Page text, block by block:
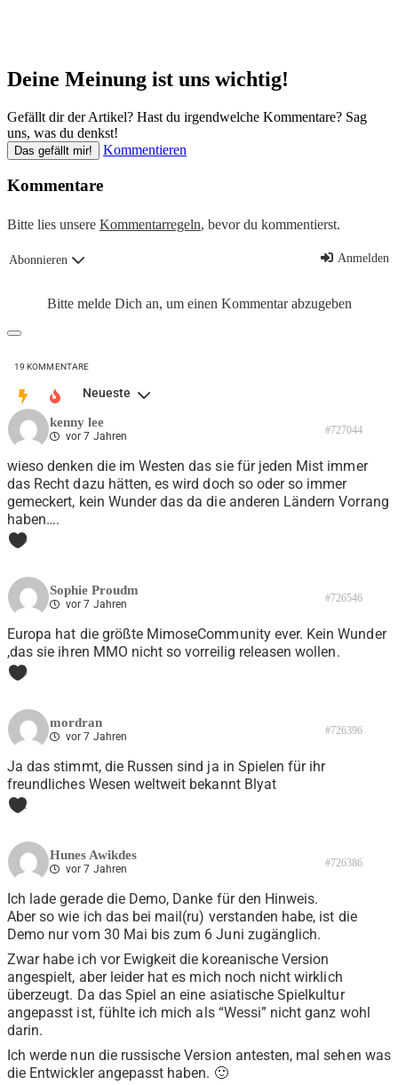
Deine Meinung ist uns wichtig!
Gefällt dir der Artikel? Hast du irgendwelche Kommentare? Sag
uns, was du denkst!
Das gefällt mir! Kommentieren
Kommentare
Bitte lies unsere Kommentarregeln, bevor du kommentierst.
Abonnieren Anmelden
Bitte melde Dich an, um einen Kommentar abzugeben
19 KOMMENTARE
Neueste
kenny lee
vor 7 Jahren #727044
wieso denken die im Westen das sie für jeden Mist immer
das Recht dazu hätten, es wird doch so oder so immer
gemeckert, kein Wunder das da die anderen Ländern Vorrang
haben….
0
Sophie Proudm
vor 7 Jahren #726546
Europa hat die größte MimoseCommunity ever. Kein Wunder
,das sie ihren MMO nicht so vorreilig releasen wollen.
0
mordran
vor 7 Jahren #726396
Ja das stimmt, die Russen sind ja in Spielen für ihr
freundliches Wesen weltweit bekannt Blyat
1
Hunes Awikdes
vor 7 Jahren #726386
Ich lade gerade die Demo, Danke für den Hinweis.
Aber so wie ich das bei mail(ru) verstanden habe, ist die
Demo nur vom 30 Mai bis zum 6 Juni zugänglich.
Zwar habe ich vor Ewigkeit die koreanische Version
angespielt, aber leider hat es mich noch nicht wirklich
überzeugt. Da das Spiel an eine asiatische Spielkultur
angepasst ist, fühlte ich mich als “Wessi” nicht ganz wohl
darin.
Ich werde nun die russische Version antesten, mal sehen was
die Entwickler angepasst haben. 🙂